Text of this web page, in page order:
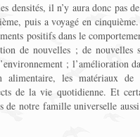
densités, il n’y aura donc pas
puis a voyagé en
positifs dans le
de nouvelles ; de nouvelles
; l’amélioration
alimentaire, les matériaux de
de la vie quotidienne. Et
de notre famille universelle